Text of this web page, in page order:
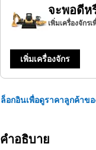
จะพอดีห
เพิ่มเครื่องจัก
เพิ่มเครื่องจักร
ล็อกอินเพื่อดูราคาลูกค้าข
คำอธิบาย